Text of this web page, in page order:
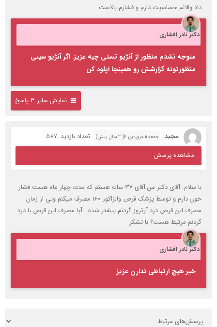
داد و‌الانم حساسیت دارم و فشارم بالاست
دکتر نادر افشاری
متوجه نشدم منظور از آنژیو تستی چیه عزیز. اگر آنژیو سیتی
منظورتونه گزارشش رو همینجا اپلود کن
نمایش سایر 3 پاسخ
مجید جمعه ۱۱ فروردین ۲( 3 سال پیش)
تعداد بازدید: 587
مشاهده پرسش
با سلام. آقای دکتر من آقای 37 ساله هستم که مدت چهار ماه هست فشار
خون دارم و توسط پزشک قرص والزاکور 160 مصرف میکنم ولی از زمان
مصرف این قرص درد آرتروز گردنم بیشتر شده . آیا مصرف این قرص با درد
گردنم مرتبط هست؟ با تشکر
دکتر نادر افشاری
خیر هیچ ارتباطی ندارن عزیز